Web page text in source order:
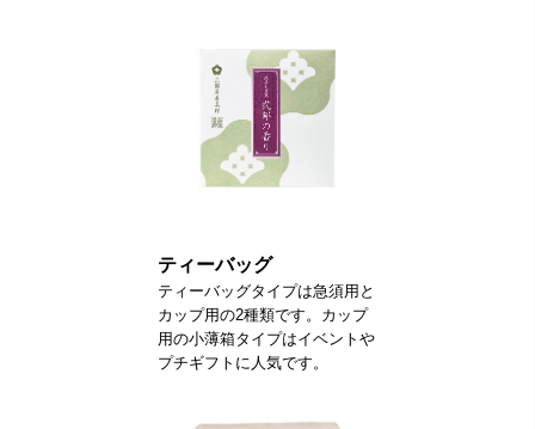
ティーバッグ
ティーバッグタイプは急須用と
カップ用の2種類です。カップ
用の小薄箱タイプはイベントや
プチギフトに人気です。